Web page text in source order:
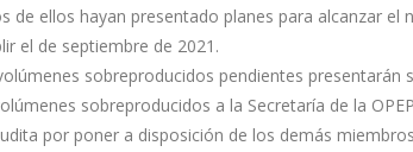
de ellos hayan presentado planes para alcanzar
el de septiembre de 2021.
sobreproducidos pendientes presentarán
sobreproducidos a la Secretaría de la
por poner a disposición de los demás